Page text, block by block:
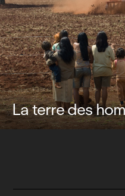
La terre des